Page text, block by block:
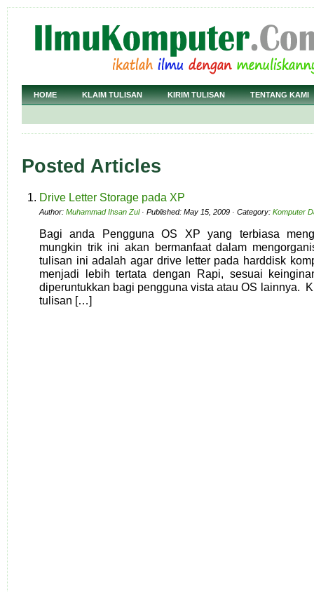
HOME KLAIM TULISAN KIRIM TULISAN TENTANG KAMI
Posted Articles
Drive Letter Storage pada XP
Author: Muhammad Ihsan Zul· Published: May 15, 2009 · Category: Komputer
Bagi anda Pengguna OS XP yang terbiasa
mungkin trik ini akan bermanfaat dalam
tulisan ini adalah agar drive letter pada harddisk
menjadi lebih tertata dengan Rapi, sesuai
diperuntukkan bagi pengguna vista atau OS lainnya.
tulisan […]